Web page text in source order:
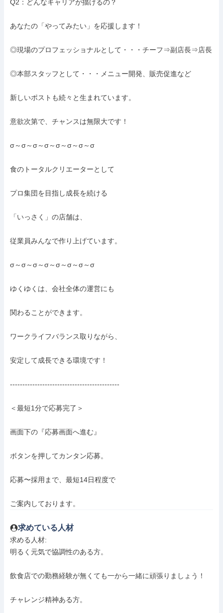
Q2：どんなキャリアが描けるの？
あなたの「やってみたい」を応援します！
◎現場のプロフェッショナルとして・・・チーフ⇒副店長⇒店長
◎本部スタッフとして・・・メニュー開発、販売促進など
新しいポストも続々と生まれています。
意欲次第で、チャンスは無限大です！
σ～σ～σ～σ～σ～σ～σ～σ
食のトータルクリエーターとして
プロ集団を目指し成長を続ける
「いっさく」の店舗は、
従業員みんなで作り上げています。
σ～σ～σ～σ～σ～σ～σ～σ
ゆくゆくは、会社全体の運営にも
関わることができます。
ワークライフバランス取りながら、
安定して成長できる環境です！
--------------------------------------------
＜最短1分で応募完了＞
画面下の『応募画面へ進む』
ボタンを押してカンタン応募。
応募〜採用まで、最短14日程度で
ご案内しております。
求めている人材
求める人材:
明るく元気で協調性のある方。
飲食店での勤務経験が無くても一から一緒に頑張りましょう！
チャレンジ精神ある方。